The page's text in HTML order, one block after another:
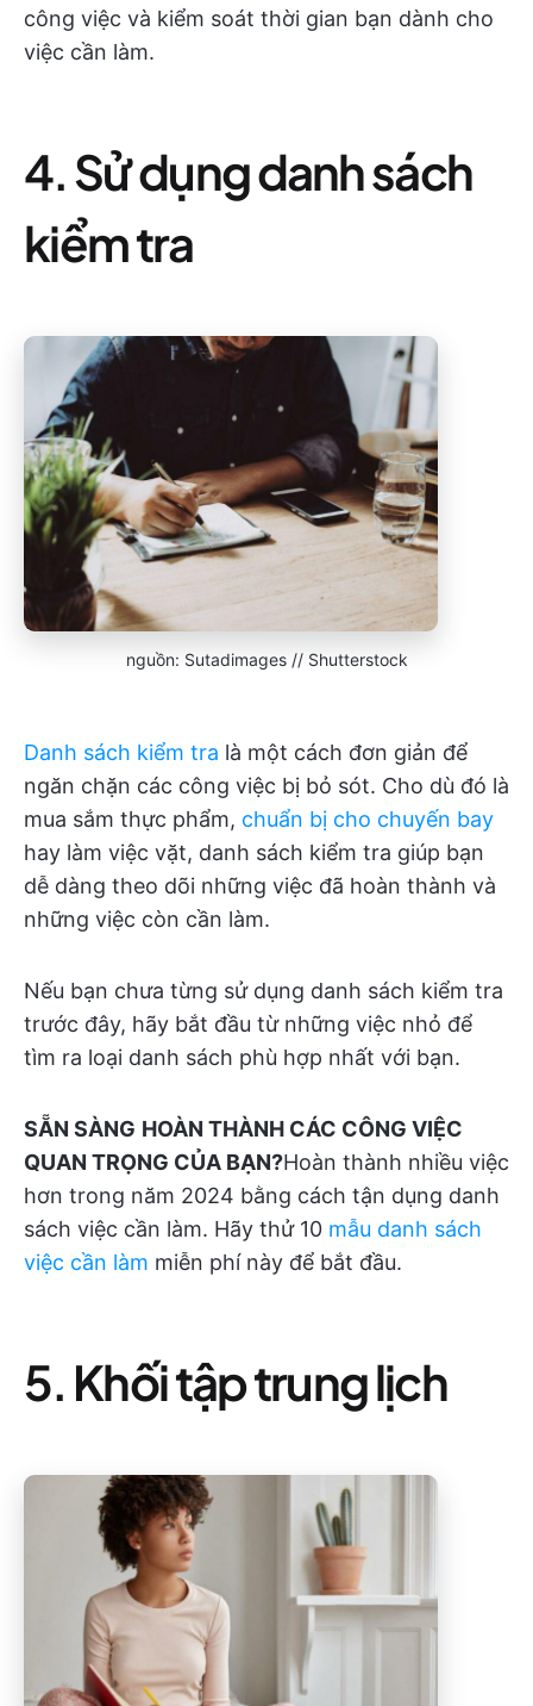
công việc và kiểm soát thời gian bạn dành cho
việc cần làm.
4. Sử dụng danh sách
kiểm tra
nguồn: Sutadimages // Shutterstock
Danh sách kiểm tra là một cách đơn giản để
ngăn chặn các công việc bị bỏ sót. Cho dù đó là
mua sắm thực phẩm, chuẩn bị cho chuyến bay
hay làm việc vặt, danh sách kiểm tra giúp bạn
dễ dàng theo dõi những việc đã hoàn thành và
những việc còn cần làm.
Nếu bạn chưa từng sử dụng danh sách kiểm tra
trước đây, hãy bắt đầu từ những việc nhỏ để
tìm ra loại danh sách phù hợp nhất với bạn.
SẴN SÀNG HOÀN THÀNH CÁC CÔNG VIỆC
QUAN TRỌNG CỦA BẠN?Hoàn thành nhiều việc
hơn trong năm 2024 bằng cách tận dụng danh
sách việc cần làm. Hãy thử 10 mẫu danh sách
việc cần làm miễn phí này để bắt đầu.
5. Khối tập trung lịch